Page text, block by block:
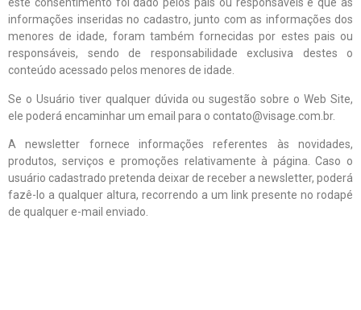
este consentimento foi dado pelos pais ou responsáveis e que as
informações inseridas no cadastro, junto com as informações dos
menores de idade, foram também fornecidas por estes pais ou
responsáveis, sendo de responsabilidade exclusiva destes o
conteúdo acessado pelos menores de idade.
Se o Usuário tiver qualquer dúvida ou sugestão sobre o Web Site,
ele poderá encaminhar um email para o contato@visage.com.br.
A newsletter fornece informações referentes às novidades,
produtos, serviços e promoções relativamente à página. Caso o
usuário cadastrado pretenda deixar de receber a newsletter, poderá
fazê-lo a qualquer altura, recorrendo a um link presente no rodapé
de qualquer e-mail enviado.